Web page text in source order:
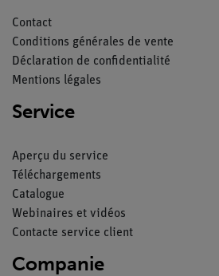
Contact
Conditions générales de vente
Déclaration de confidentialité
Mentions légales
Service
Aperçu du service
Téléchargements
Catalogue
Webinaires et vidéos
Contacte service client
Companie